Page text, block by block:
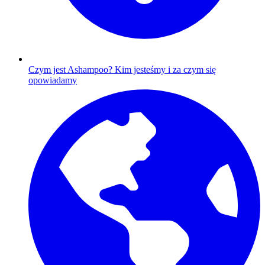
Czym jest Ashampoo? Kim jesteśmy i za czym się
opowiadamy